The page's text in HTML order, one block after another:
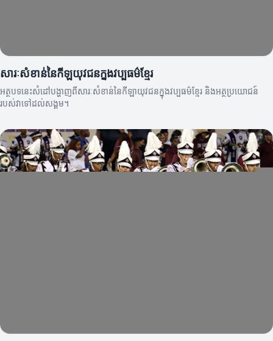
សារៈសំខាន់នៃកីឡ​យុវជនក្នុងវប្បធម៌ខ្មែរ
អត្ថបទនេះសំដៅបង្ហាញពីសារៈសំខាន់នៃកីឡាយុវជនក្នុងវប្បធម៌ខ្មែរ និងអត្ថប្រយោជន៍
របស់វាទៅដល់សង្គម។